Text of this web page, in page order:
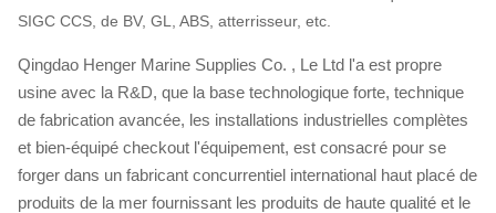
SIGC CCS, de BV, GL, ABS, atterrisseur, etc.
Qingdao Henger Marine Supplies Co. , Le Ltd l'a est propre
usine avec la R&D, que la base technologique forte, technique
de fabrication avancée, les installations industrielles complètes
et bien-équipé checkout l'équipement, est consacré pour se
forger dans un fabricant concurrentiel international haut placé de
produits de la mer fournissant les produits de haute qualité et le